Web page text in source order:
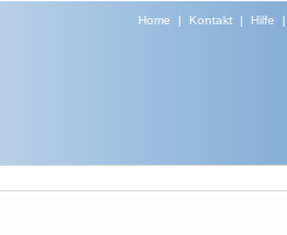
Home | Kontakt| Hilfe |